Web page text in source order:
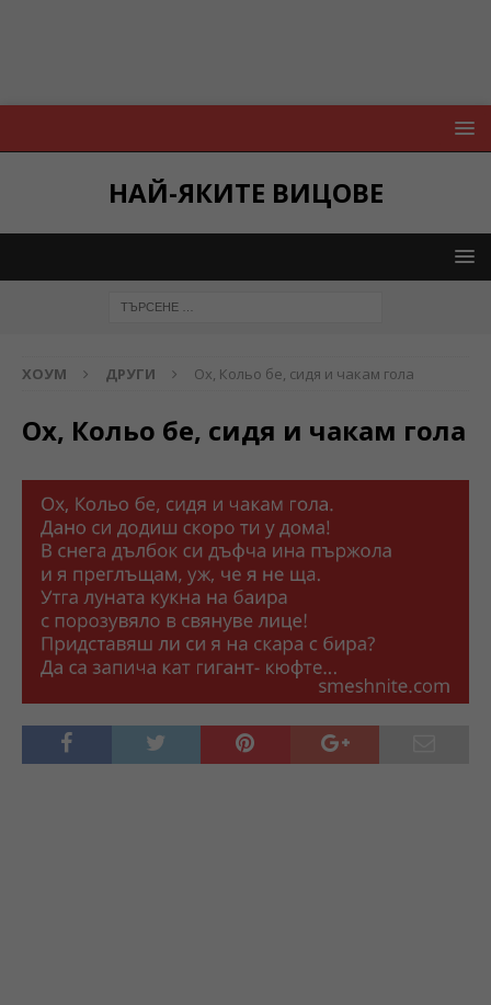
НАЙ-ЯКИТЕ ВИЦОВЕ
ХОУМ ДРУГИ Ох, Кольо бе, сидя и чакам гола
Ох, Кольо бе, сидя и чакам гола